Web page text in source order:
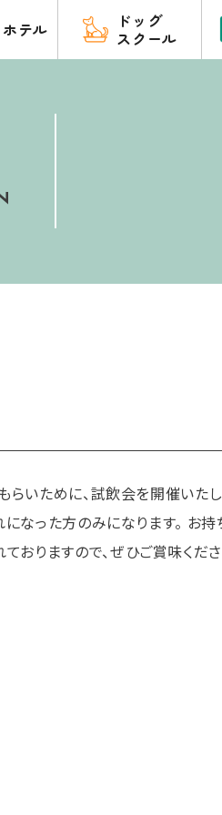
テル
ドッグ
スクール
らいために、試飲会を開催い
なった方のみになります。 お
おりますので、ぜひご賞味くださ